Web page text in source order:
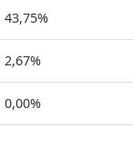
43,75%
2,67%
0,00%